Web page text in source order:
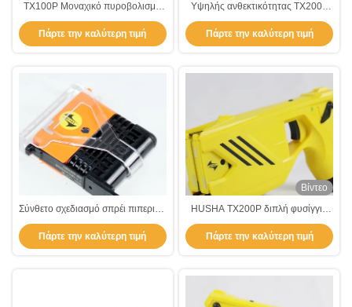
TX100P Μοναχικό πυροβολισμό
Πυροβόλο Σοκαριστικό Πυροβόλο
Ηλεκτρικό Σοκ Εύκολο στη Χρήση
Πάρτε την καλύτερη τιμή
Υψηλής ανθεκτικότητας TX200P
πυροβόλο φυσίγγιο
ηλεκτροπληξία ισχυρό ηλεκτρικό
φυσίγγιο
Πάρτε την καλύτερη τιμή
Σύνθετο σχεδιασμό σπρέι πιπεριού
φυσίγγιο για για Husha TX200P
Stun Gun
Πάρτε την καλύτερη τιμή
Βίντεο
HUSHA TX200P διπλή φυσίγγια
επαναφορτιζόμενο
αναισθητοποιητικό όπλο με IP57
αδιάβροχο για την επιβολή του
Πάρτε την καλύτερη τιμή